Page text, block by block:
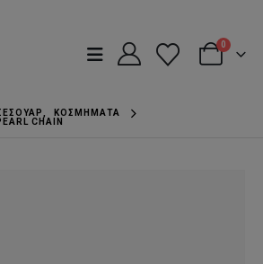
0
,
ΚΟΣΜΉΜΑΤΑ
CHAIN